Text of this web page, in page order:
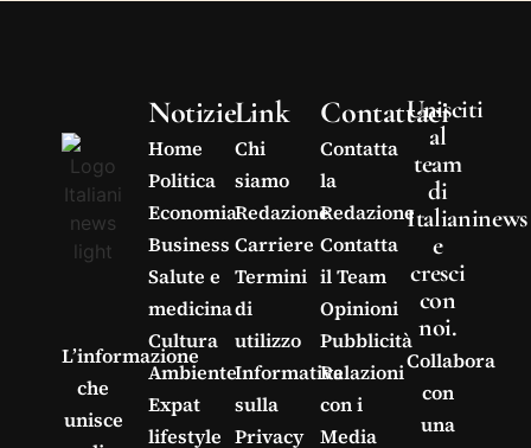
L’informazione
che
unisce
Notizie
Home
Politica
Economia
Business
Salute e
medicina
Cultura
Ambiente
Expat
lifestyle
Link
Chi
siamo
Redazione
Carriere
Termini
di
utilizzo
Informativa
sulla
Privacy
Contattaci
Contatta
la
Redazione
Contatta
il Team
Opinioni
Pubblicità
Relazioni
con i
Media
Unisciti
al
team
di
Italianinews
e
cresci
con
noi.
Collabora
con
una